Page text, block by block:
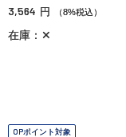
3,564 円 （8%税込）
在庫：✕
OPポイント対象